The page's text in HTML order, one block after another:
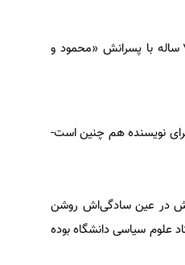
اتفاقاً همان ایام در سال پُرغوغای 88 مقارن با روزهای خوش اما مستعجل خانم فاطمی 75 ساله با پسرانش «محمود و
نویسنده هم چنین است-
در عین سادگی‌اش روشن
سیاسی دانشگاه بوده